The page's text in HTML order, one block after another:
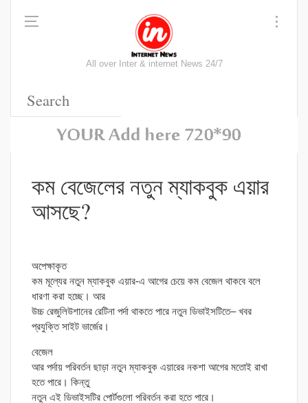
All over Inter & internet News 24/7
কম বেজেলের নতুন ম্যাকবুক এয়ার
আসছে?
অপেক্ষাকৃত
কম মূল্যের নতুন ম্যাকবুক এয়ার-এ আগের চেয়ে কম বেজেল থাকবে বলে
ধারণা করা হচ্ছে। আর
উচ্চ রেজুলিউশানের রেটিনা পর্দা থাকতে পারে নতুন ডিভাইসটিতে– খবর
প্রযুক্তি সাইট ভার্জের।
বেজেল
আর পর্দায় পরিবর্তন ছাড়া নতুন ম্যাকবুক এয়ারের নকশা আগের মতোই রাখা
হতে পারে। কিন্তু
নতুন এই ডিভাইসটির পোর্টগুলো পরিবর্তন করা হতে পারে।